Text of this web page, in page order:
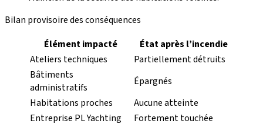
Bilan provisoire des conséquences
Élément impacté
État après l’incendie
Ateliers techniques
Partiellement détruits
Bâtiments
administratifs
Épargnés
Habitations proches
Aucune atteinte
Entreprise PL Yachting
Fortement touchée